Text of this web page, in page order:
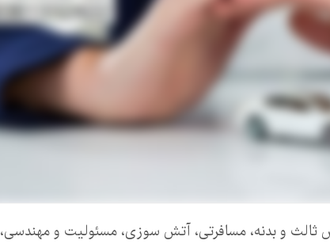
ثالث و بدنه، مسافرتی، آتش سوزی، مسئولیت و مهندسی،